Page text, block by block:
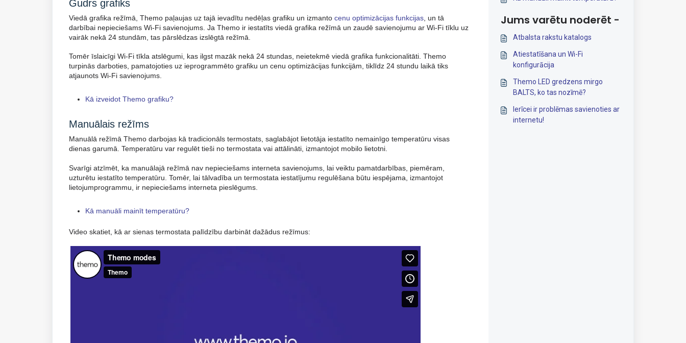
Gudrs grafiks
Viedā grafika režīmā, Themo paļaujas uz tajā ievadītu nedēļas grafiku un izmanto cenu optimizācijas funkcijas , un tā
darbībai nepieciešams Wi-Fi savienojums. Ja Themo ir iestatīts viedā grafika režīmā un zaudē savienojumu ar Wi-Fi tīklu uz
vairāk nekā 24 stundām, tas pārslēdzas izslēgtā režīmā.
Tomēr īslaicīgi Wi-Fi tīkla atslēgumi, kas ilgst mazāk nekā 24 stundas, neietekmē viedā grafika funkcionalitāti. Themo
turpinās darboties, pamatojoties uz ieprogrammēto grafiku un cenu optimizācijas funkcijām, tiklīdz 24 stundu laikā tiks
atjaunots Wi-Fi savienojums.
Kā izveidot Themo grafiku?
Manuālais režīms
Manuālā režīmā Themo darbojas kā tradicionāls termostats, saglabājot lietotāja iestatīto nemainīgo temperatūru visas
dienas garumā. Temperatūru var regulēt tieši no termostata vai attālināti, izmantojot mobilo lietotni.
Svarīgi atzīmēt, ka manuālajā režīmā nav nepieciešams interneta savienojums, lai veiktu pamatdarbības, piemēram,
uzturētu iestatīto temperatūru. Tomēr, lai tālvadība un termostata iestatījumu regulēšana būtu iespējama, izmantojot
lietojumprogrammu, ir nepieciešams interneta pieslēgums.
Kā manuāli mainīt temperatūru?
Video skatiet, kā ar sienas termostata palīdzību darbināt dažādus režīmus:
Jums varētu noderēt -
Atbalsta rakstu katalogs
Atiestatīšana un Wi-Fi
konfigurācija
Themo LED gredzens mirgo
BALTS, ko tas nozīmē?
Ierīcei ir problēmas savienoties ar
internetu!